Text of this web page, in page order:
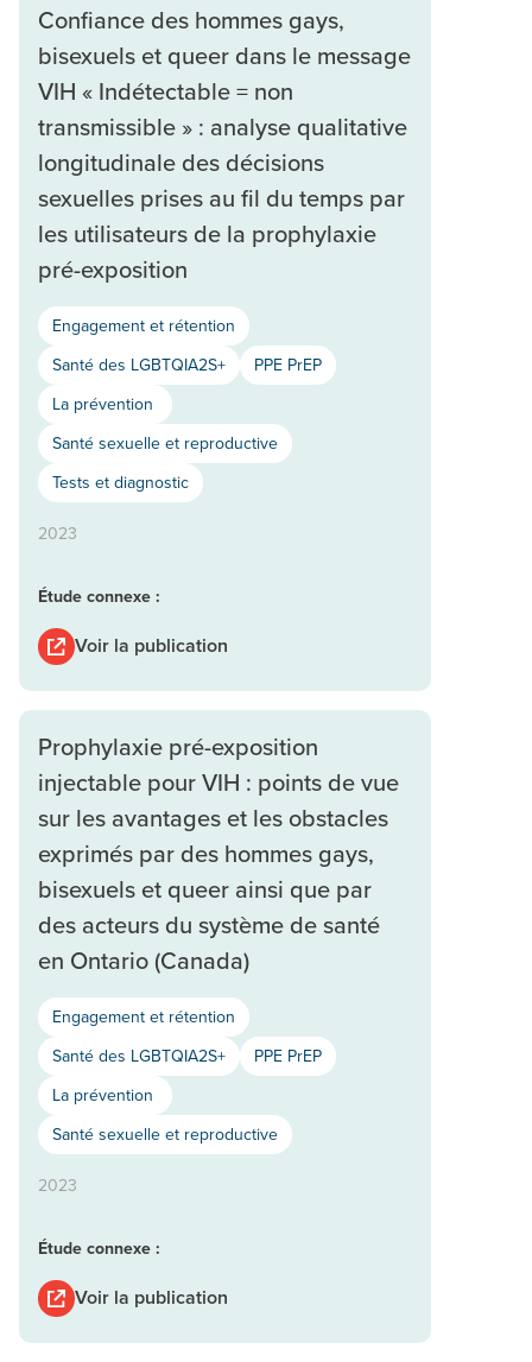
Confiance des hommes gays,
bisexuels et queer dans le message
VIH « Indétectable = non
transmissible » : analyse qualitative
longitudinale des décisions
sexuelles prises au fil du temps par
les utilisateurs de la prophylaxie
pré-exposition
Engagement et rétention
Santé des LGBTQIA2S+
PPE PrEP
La prévention
Santé sexuelle et reproductive
Tests et diagnostic
2023
Étude connexe :
Voir la publication
Prophylaxie pré-exposition
injectable pour VIH : points de vue
sur les avantages et les obstacles
exprimés par des hommes gays,
bisexuels et queer ainsi que par
des acteurs du système de santé
en Ontario (Canada)
Engagement et rétention
Santé des LGBTQIA2S+
PPE PrEP
La prévention
Santé sexuelle et reproductive
2023
Étude connexe :
Voir la publication